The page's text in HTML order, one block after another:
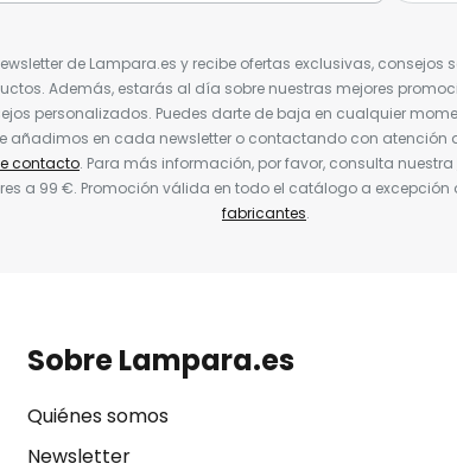
de Lampara.es y recibe ofertas exclusivas, consejos
Además, estarás al día sobre nuestras mejores
personalizados. Puedes darte de baja en cualquier
añadimos en cada newsletter o contactando con atención
contacto. Para más información, por favor, consulta nuestra
a 99 €. Promoción válida en todo el catálogo a excepción
fabricantes.
Sobre Lampara.es
Quiénes somos
Newsletter